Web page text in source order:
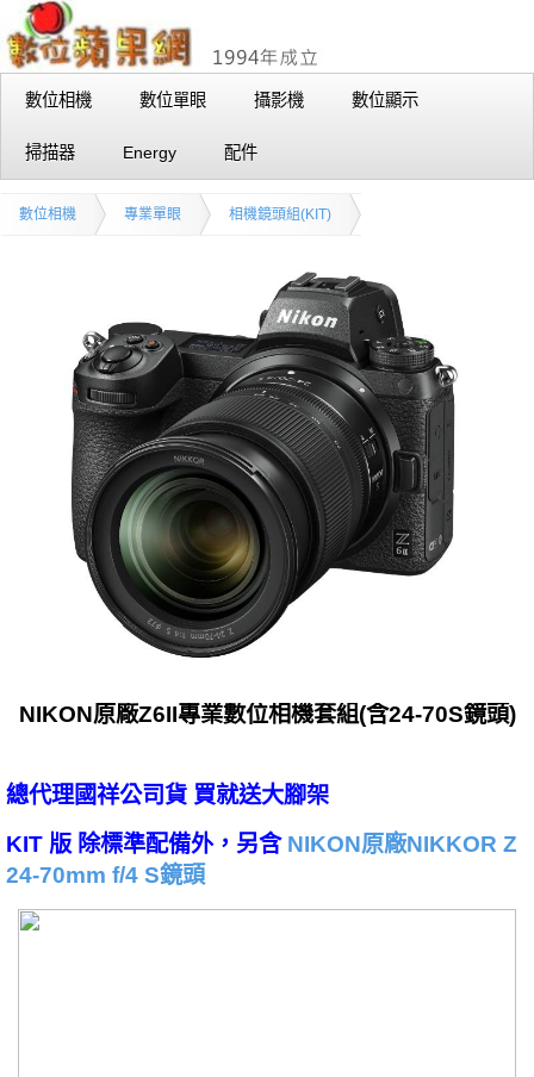
數位相機 數位單眼 攝影機 數位顯示
掃描器 Energy 配件
數位相機 專業單眼 相機鏡頭組(KIT)
NIKON原廠Z6II專業數位相機套組(含24-70S鏡頭)
總代理國祥公司貨 買就送大腳架
KIT 版 除標準配備外，另含 NIKON原廠NIKKOR Z
24-70mm f/4 S鏡頭